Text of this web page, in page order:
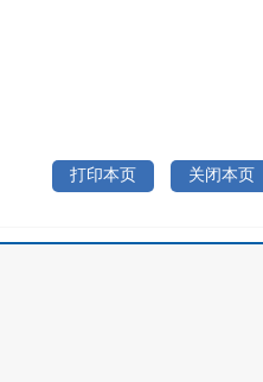
打印本页 关闭本页